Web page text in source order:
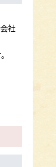
社
。